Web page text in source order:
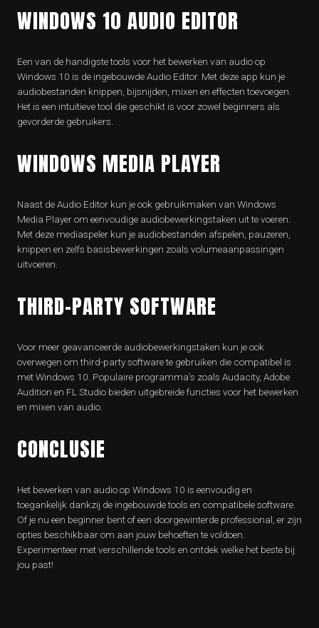
WINDOWS 10 AUDIO EDITOR
Een van de handigste tools voor het bewerken van audio op
Windows 10 is de ingebouwde Audio Editor. Met deze app kun je
audiobestanden knippen, bijsnijden, mixen en effecten toevoegen.
Het is een intuïtieve tool die geschikt is voor zowel beginners als
gevorderde gebruikers.
WINDOWS MEDIA PLAYER
Naast de Audio Editor kun je ook gebruikmaken van Windows
Media Player om eenvoudige audiobewerkingstaken uit te voeren.
Met deze mediaspeler kun je audiobestanden afspelen, pauzeren,
knippen en zelfs basisbewerkingen zoals volumeaanpassingen
uitvoeren.
THIRD-PARTY SOFTWARE
Voor meer geavanceerde audiobewerkingstaken kun je ook
overwegen om third-party software te gebruiken die compatibel is
met Windows 10. Populaire programma’s zoals Audacity, Adobe
Audition en FL Studio bieden uitgebreide functies voor het bewerken
en mixen van audio.
CONCLUSIE
Het bewerken van audio op Windows 10 is eenvoudig en
toegankelijk dankzij de ingebouwde tools en compatibele software.
Of je nu een beginner bent of een doorgewinterde professional, er zijn
opties beschikbaar om aan jouw behoeften te voldoen.
Experimenteer met verschillende tools en ontdek welke het beste bij
jou past!